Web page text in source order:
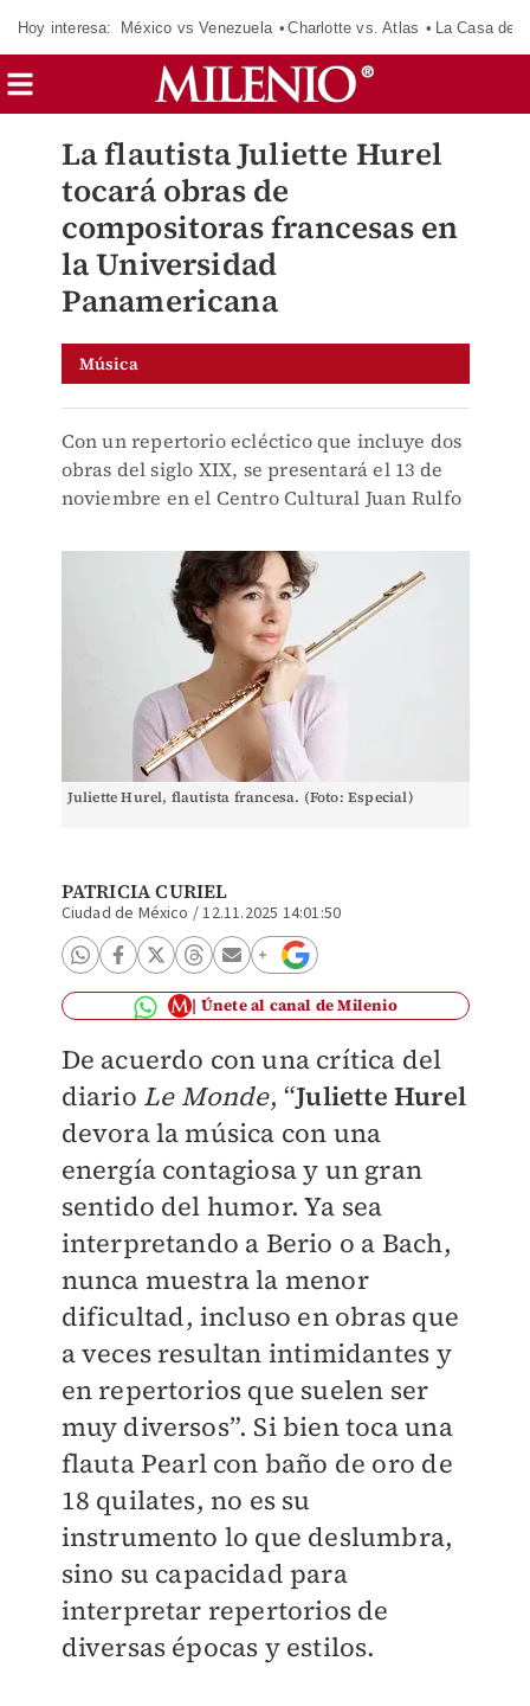
Hoy interesa: México vs Venezuela Charlotte vs. Atlas La Casa de
La flautista Juliette Hurel
tocará obras de
compositoras francesas en
la Universidad
Panamericana
Música
Con un repertorio ecléctico que incluye dos
obras del siglo XIX, se presentará el 13 de
noviembre en el Centro Cultural Juan Rulfo
Juliette Hurel, flautista francesa. (Foto: Especial)
PATRICIA CURIEL
Ciudad de México /12.11.2025 14:01:50
Únete al canal de Milenio
De acuerdo con una crítica del
diario Le Monde, “Juliette Hurel
devora la música con una
energía contagiosa y un gran
sentido del humor. Ya sea
interpretando a Berio o a Bach,
nunca muestra la menor
dificultad, incluso en obras que
a veces resultan intimidantes y
en repertorios que suelen ser
muy diversos”. Si bien toca una
flauta Pearl con baño de oro de
18 quilates, no es su
instrumento lo que deslumbra,
sino su capacidad para
interpretar repertorios de
diversas épocas y estilos.